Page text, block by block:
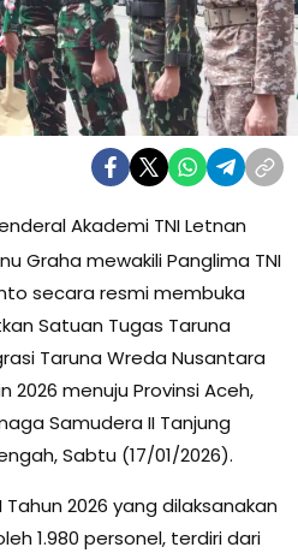
Akademi TNI Letnan
Graha mewakili Panglima TNI
secara resmi membuka
Satuan Tugas Taruna
Taruna Wreda Nusantara
2026 menuju Provinsi Aceh,
Samudera II Tanjung
Sabtu (17/01/2026).
2026 yang dilaksanakan
1.980 personel, terdiri dari